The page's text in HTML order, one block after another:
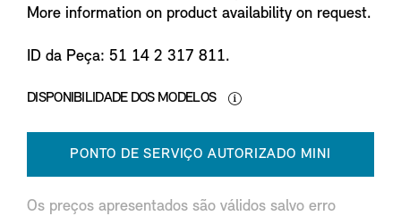
More information on product availability on request.
ID da Peça: 51 14 2 317 811.
DISPONIBILIDADE DOS MODELOS
PONTO DE SERVIÇO AUTORIZADO MINI
Os preços apresentados são válidos salvo erro